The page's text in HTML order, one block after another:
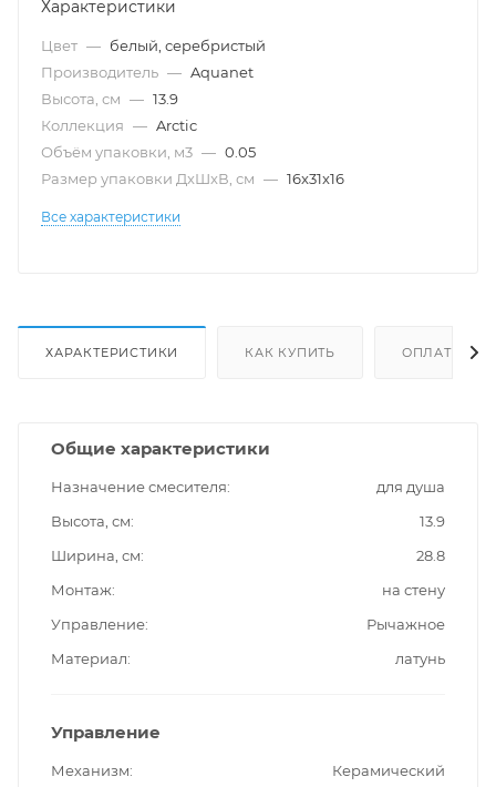
Характеристики
Цвет — белый, серебристый
Производитель — Aquanet
Высота, см — 13.9
Коллекция — Arctic
Объём упаковки, м3 — 0.05
Размер упаковки ДxШxВ, см — 16x31x16
Все характеристики
ХАРАКТЕРИСТИКИ КАК КУПИТЬ ОПЛАТА
Общие характеристики
Назначение смесителя
для душа
Высота, см
13.9
Ширина, см
28.8
Монтаж
на стену
Управление
Рычажное
Материал
латунь
Управление
Механизм
Керамический